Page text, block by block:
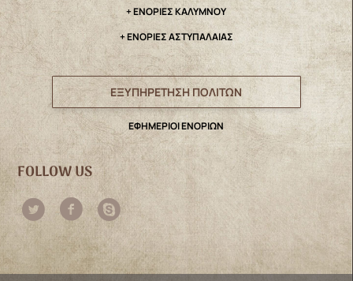
+ ΕΝΟΡΙΕΣ ΚΑΛΥΜΝΟΥ
+ ΕΝΟΡΙΕΣ ΑΣΤΥΠΑΛΑΙΑΣ
ΕΞΥΠΗΡΕΤΗΣΗ ΠΟΛΙΤΩΝ
ΕΦΗΜΕΡΙΟΙ ΕΝΟΡΙΩΝ
FOLLOW US